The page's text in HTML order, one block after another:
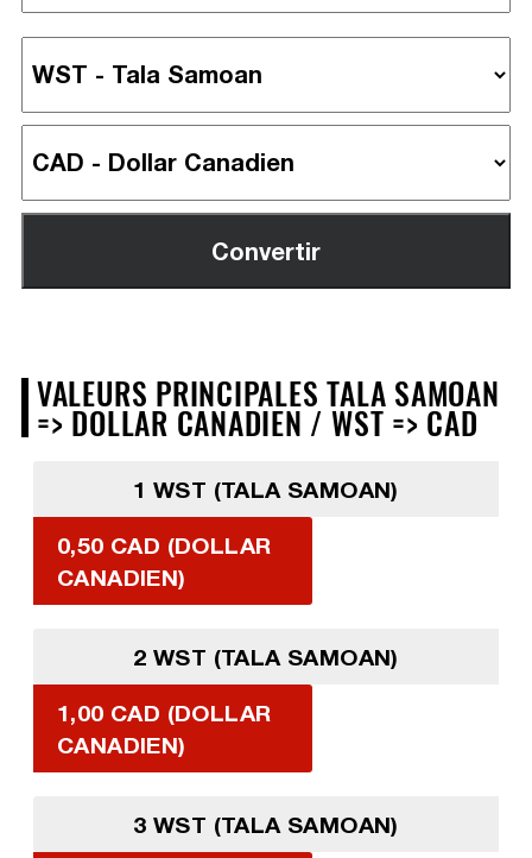
VALEURS PRINCIPALES TALA SAMOAN
=> DOLLAR CANADIEN / WST => CAD
1 WST (TALA SAMOAN)
0,50 CAD (DOLLAR
CANADIEN)
2 WST (TALA SAMOAN)
1,00 CAD (DOLLAR
CANADIEN)
3 WST (TALA SAMOAN)